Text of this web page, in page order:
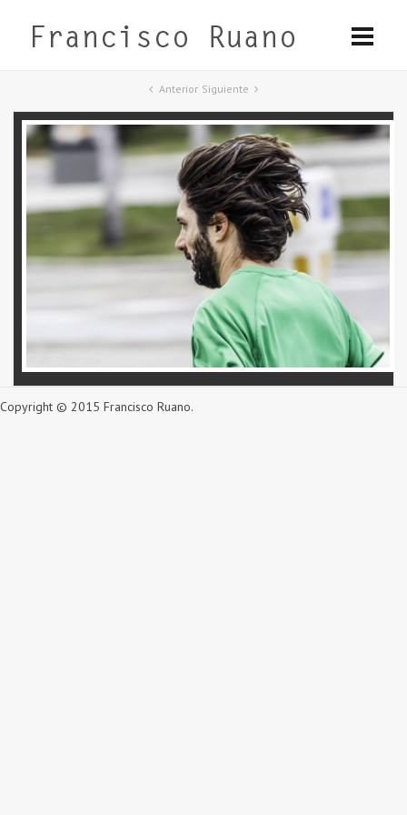
Anterior Siguiente
Copyright © 2015 Francisco Ruano.